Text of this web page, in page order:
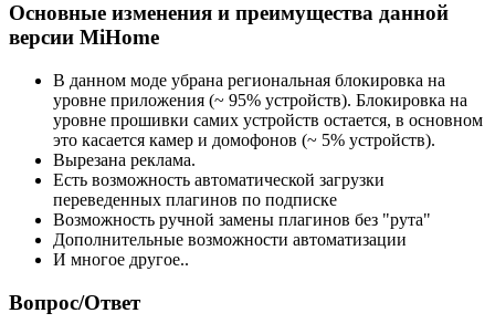
Основные изменения и преимущества данной
версии MiHome
В данном моде убрана региональная блокировка на
уровне приложения (~ 95% устройств). Блокировка на
уровне прошивки самих устройств остается, в основном
это касается камер и домофонов (~ 5% устройств).
Вырезана реклама.
Есть возможность автоматической загрузки
переведенных плагинов по подписке
Возможность ручной замены плагинов без "рута"
Дополнительные возможности автоматизации
И многое другое..
Вопрос/Ответ